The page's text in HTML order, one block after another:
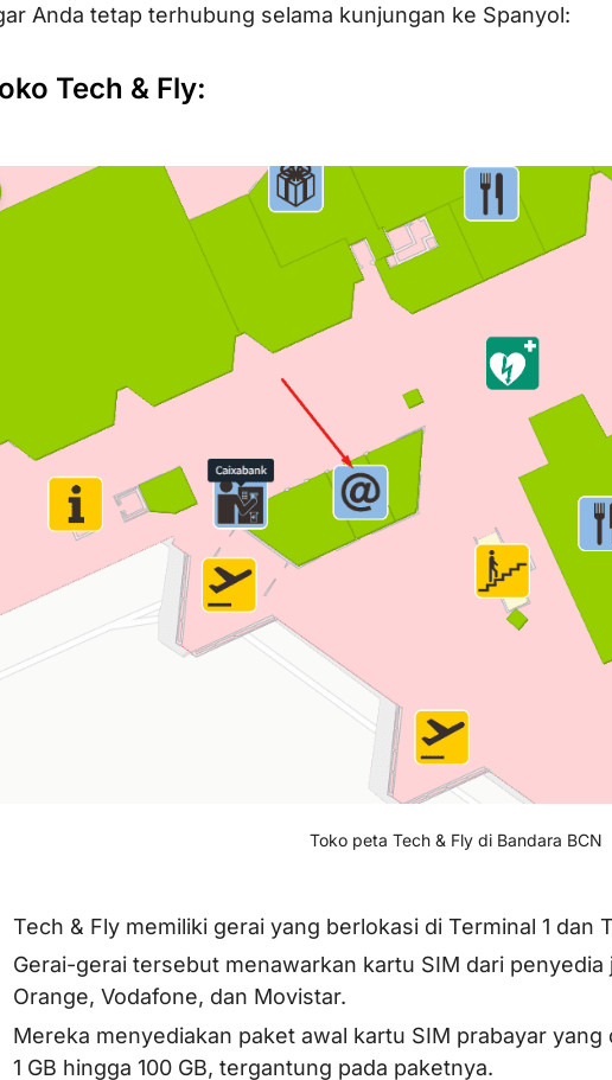
Anda tetap terhubung selama kunjungan ke Spanyol:
Tech & Fly:
Toko peta Tech & Fly di Bandara BCN
Tech & Fly memiliki gerai yang berlokasi di Terminal 1 dan
Gerai-gerai tersebut menawarkan kartu SIM dari
Orange, Vodafone, dan Movistar.
Mereka menyediakan paket awal kartu SIM prabayar
1 GB hingga 100 GB, tergantung pada paketnya.